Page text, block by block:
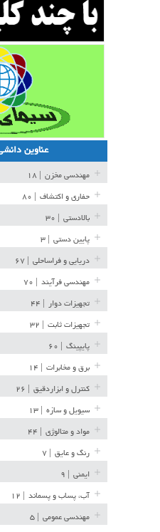
عناوین
مهندسی مخزن
حفاری و اکتشاف
بالادستی
پایین دستی
دریایی و فراساحلی
مهندسی فرآیند
تجهیزات دوار
تجهیزات ثابت
پایپینگ
برق و مخابرات
کنترل و ابزاردقیق
سیویل و سازه
مواد و متالوژی
رنگ و عایق
ایمنی
آب، پساب و پسماند
مهندسی عمومی